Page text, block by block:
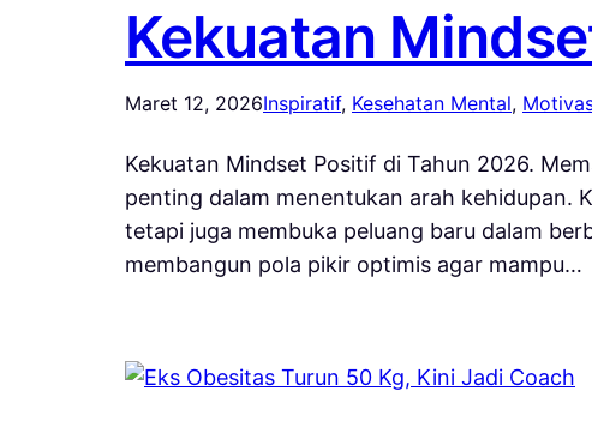
Kekuatan
Maret 12, 2026Inspiratif, Kesehatan Mental,
Kekuatan Mindset Positif di Tahun 2026.
penting dalam menentukan arah kehidupan.
tetapi juga membuka peluang baru dalam
membangun pola pikir optimis agar mampu…